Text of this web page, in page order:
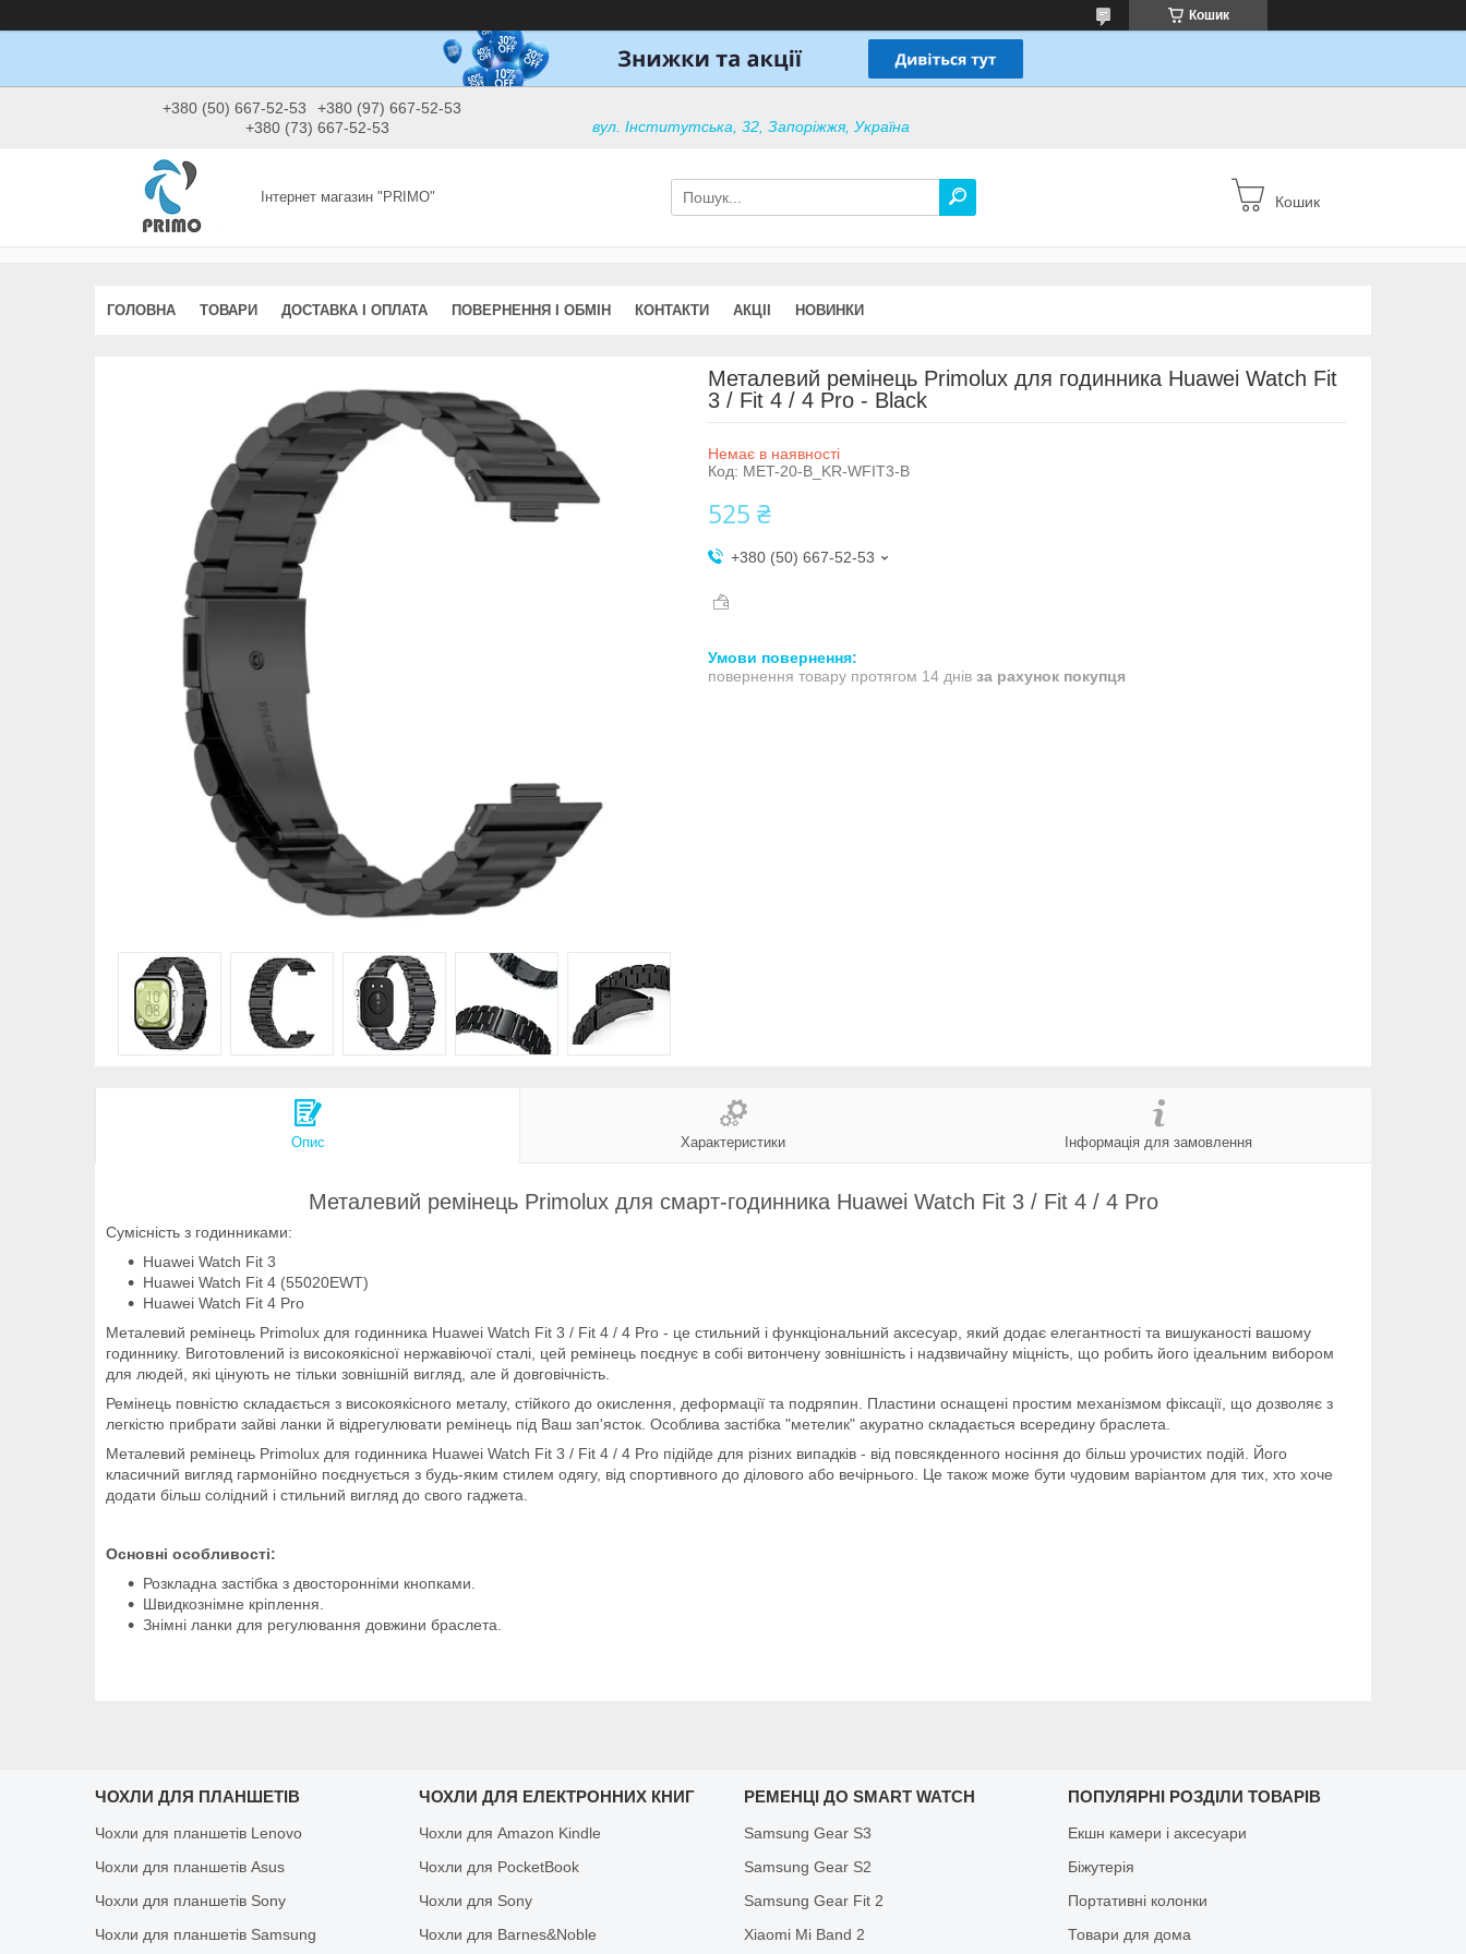
Кошик
+380 (50) 667-52-53
+380 (97) 667-52-53
+380 (73) 667-52-53
вул. Інститутська, 32, Запоріжжя, Україна
Інтернет магазин "PRIMO" Кошик
ГОЛОВНА ТОВАРИ ДОСТАВКА І ОПЛАТА ПОВЕРНЕННЯ І ОБМІН КОНТАКТИ АКЦІІ НОВИНКИ
Металевий ремінець Primolux для годинника Huawei Watch Fit
3 / Fit 4 / 4 Pro - Black
Немає в наявності
Код: MET-20-B_KR-WFIT3-B
525 ₴
+380 (50) 667-52-53
повернення товару протягом 14 днів за рахунок покупця
Опис Характеристики Інформація для замовлення
Металевий ремінець Primolux для смарт-годинника Huawei Watch Fit 3 / Fit 4 / 4 Pro
Сумісність з годинниками:
Huawei Watch Fit 3
Huawei Watch Fit 4 (55020EWT)
Huawei Watch Fit 4 Pro
Металевий ремінець Primolux для годинника Huawei Watch Fit 3 / Fit 4 / 4 Pro - це стильний і функціональний аксесуар, який додає елегантності та вишуканості вашому
годиннику. Виготовлений із високоякісної нержавіючої сталі, цей ремінець поєднує в собі витончену зовнішність і надзвичайну міцність, що робить його ідеальним вибором
для людей, які цінують не тільки зовнішній вигляд, але й довговічність.
Ремінець повністю складається з високоякісного металу, стійкого до окислення, деформації та подряпин. Пластини оснащені простим механізмом фіксації, що дозволяє з
легкістю прибрати зайві ланки й відрегулювати ремінець під Ваш зап'ясток. Особлива застібка "метелик" акуратно складається всередину браслета.
Металевий ремінець Primolux для годинника Huawei Watch Fit 3 / Fit 4 / 4 Pro підійде для різних випадків - від повсякденного носіння до більш урочистих подій. Його
класичний вигляд гармонійно поєднується з будь-яким стилем одягу, від спортивного до ділового або вечірнього. Це також може бути чудовим варіантом для тих, хто хоче
додати більш солідний і стильний вигляд до свого гаджета.
Основні особливості:
Розкладна застібка з двосторонніми кнопками.
Швидкознімне кріплення.
Знімні ланки для регулювання довжини браслета.
ЧОХЛИ ДЛЯ ПЛАНШЕТІВ
Чохли для планшетів Lenovo
Чохли для планшетів Asus
Чохли для планшетів Sony
Чохли для планшетів Samsung
ЧОХЛИ ДЛЯ ЕЛЕКТРОННИХ КНИГ
Чохли для Amazon Kindle
Чохли для PocketBook
Чохли для Sony
Чохли для Barnes&Noble
РЕМЕНЦІ ДО SMART WATCH
Samsung Gear S3
Samsung Gear S2
Samsung Gear Fit 2
Xiaomi Mi Band 2
ПОПУЛЯРНІ РОЗДІЛИ ТОВАРІВ
Екшн камери і аксесуари
Біжутерія
Портативні колонки
Товари для дома